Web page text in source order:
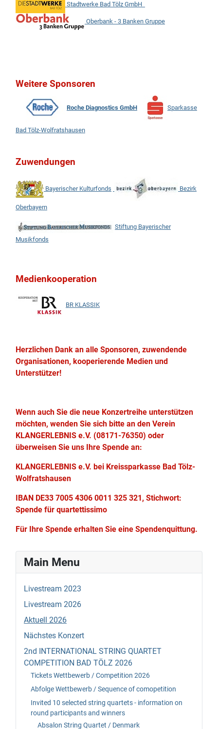
Stadtwerke Bad Tölz GmbH
Oberbank - 3 Banken Gruppe
Weitere Sponsoren
Roche Diagnostics GmbH Sparkasse
Bad Tölz-Wolfratshausen
Zuwendungen
Bayerischer Kulturfonds Bezirk
Oberbayern
Stiftung Bayerischer
Musikfonds
Medienkooperation
BR KLASSIK
Herzlichen Dank an alle Sponsoren, zuwendende
Organisationen, kooperierende Medien und
Unterstützer!
Wenn auch Sie die neue Konzertreihe unterstützen
möchten, wenden Sie sich bitte an den Verein
KLANGERLEBNIS e.V. (08171-76350) oder
überweisen Sie uns Ihre Spende an:
KLANGERLEBNIS e.V. bei Kreissparkasse Bad Tölz-
Wolfratshausen
IBAN DE33 7005 4306 0011 325 321, Stichwort:
Spende für quartettissimo
Für Ihre Spende erhalten Sie eine Spendenquittung.
Main Menu
Livestream 2023
Livestream 2026
Aktuell 2026
Nächstes Konzert
2nd INTERNATIONAL STRING QUARTET
COMPETITION BAD TÖLZ 2026
Tickets Wettbewerb / Competition 2026
Abfolge Wettbewerb / Sequence of comopetition
Invited 10 selected string quartets - information on
round participants and winners
Absalon String Quartet / Denmark